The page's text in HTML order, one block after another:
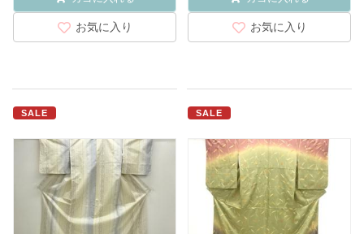
お気に入り お気に入り
SALE SALE